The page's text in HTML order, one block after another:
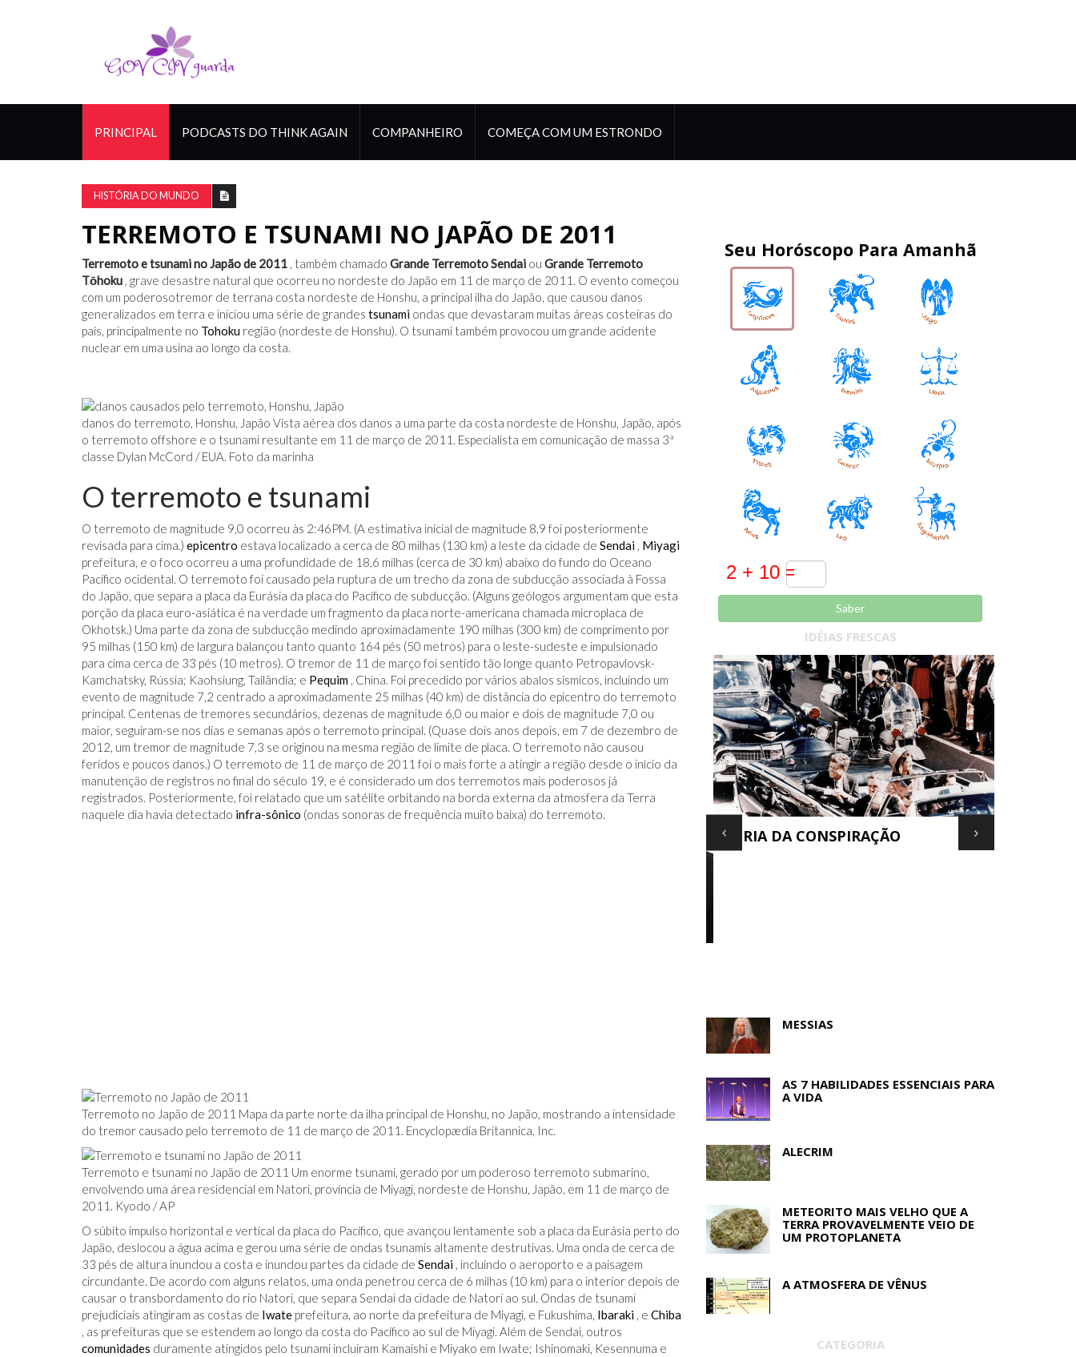
PRINCIPAL PODCASTS DO THINK AGAIN COMPANHEIRO COMEÇA COM UM ESTRONDO
HISTÓRIA DO MUNDO
TERREMOTO E TSUNAMI NO JAPÃO DE 2011
Terremoto e tsunami no Japão de 2011 , também chamado Grande Terremoto Sendai ou Grande Terremoto
Tōhoku , grave desastre natural que ocorreu no nordeste do Japão em 11 de março de 2011. O evento começou
com um poderosotremor de terrana costa nordeste de Honshu, a principal ilha do Japão, que causou danos
generalizados em terra e iniciou uma série de grandes tsunami ondas que devastaram muitas áreas costeiras do
país, principalmente no Tohoku região (nordeste de Honshu). O tsunami também provocou um grande acidente
nuclear em uma usina ao longo da costa.
danos do terremoto, Honshu, Japão Vista aérea dos danos a uma parte da costa nordeste de Honshu, Japão, após
o terremoto offshore e o tsunami resultante em 11 de março de 2011. Especialista em comunicação de massa 3ª
classe Dylan McCord / EUA. Foto da marinha
O terremoto e tsunami
O terremoto de magnitude 9,0 ocorreu às 2:46PM. (A estimativa inicial de magnitude 8,9 foi posteriormente
revisada para cima.) epicentro estava localizado a cerca de 80 milhas (130 km) a leste da cidade de Sendai , Miyagi
prefeitura, e o foco ocorreu a uma profundidade de 18,6 milhas (cerca de 30 km) abaixo do fundo do Oceano
Pacífico ocidental. O terremoto foi causado pela ruptura de um trecho da zona de subducção associada à Fossa
do Japão, que separa a placa da Eurásia da placa do Pacífico de subducção. (Alguns geólogos argumentam que esta
porção da placa euro-asiática é na verdade um fragmento da placa norte-americana chamada microplaca de
Okhotsk.) Uma parte da zona de subducção medindo aproximadamente 190 milhas (300 km) de comprimento por
95 milhas (150 km) de largura balançou tanto quanto 164 pés (50 metros) para o leste-sudeste e impulsionado
para cima cerca de 33 pés (10 metros). O tremor de 11 de março foi sentido tão longe quanto Petropavlovsk-
Kamchatsky, Rússia; Kaohsiung, Tailândia; e Pequim , China. Foi precedido por vários abalos sísmicos, incluindo um
evento de magnitude 7,2 centrado a aproximadamente 25 milhas (40 km) de distância do epicentro do terremoto
principal. Centenas de tremores secundários, dezenas de magnitude 6,0 ou maior e dois de magnitude 7,0 ou
maior, seguiram-se nos dias e semanas após o terremoto principal. (Quase dois anos depois, em 7 de dezembro de
2012, um tremor de magnitude 7,3 se originou na mesma região de limite de placa. O terremoto não causou
feridos e poucos danos.) O terremoto de 11 de março de 2011 foi o mais forte a atingir a região desde o início da
manutenção de registros no final do século 19, e é considerado um dos terremotos mais poderosos já
registrados. Posteriormente, foi relatado que um satélite orbitando na borda externa da atmosfera da Terra
naquele dia havia detectado infra-sônico (ondas sonoras de frequência muito baixa) do terremoto.
Terremoto no Japão de 2011 Mapa da parte norte da ilha principal de Honshu, no Japão, mostrando a intensidade
do tremor causado pelo terremoto de 11 de março de 2011. Encyclopædia Britannica, Inc.
Terremoto e tsunami no Japão de 2011 Um enorme tsunami, gerado por um poderoso terremoto submarino,
envolvendo uma área residencial em Natori, província de Miyagi, nordeste de Honshu, Japão, em 11 de março de
2011. Kyodo / AP
O súbito impulso horizontal e vertical da placa do Pacífico, que avançou lentamente sob a placa da Eurásia perto do
Japão, deslocou a água acima e gerou uma série de ondas tsunamis altamente destrutivas. Uma onda de cerca de
33 pés de altura inundou a costa e inundou partes da cidade de Sendai , incluindo o aeroporto e a paisagem
circundante. De acordo com alguns relatos, uma onda penetrou cerca de 6 milhas (10 km) para o interior depois de
causar o transbordamento do rio Natori, que separa Sendai da cidade de Natori ao sul. Ondas de tsunami
prejudiciais atingiram as costas de Iwate prefeitura, ao norte da prefeitura de Miyagi, e Fukushima, Ibaraki , e Chiba
, as prefeituras que se estendem ao longo da costa do Pacífico ao sul de Miyagi. Além de Sendai, outros
comunidades duramente atingidos pelo tsunami incluíram Kamaishi e Miyako em Iwate; Ishinomaki, Kesennuma e
Seu Horóscopo Para Amanhã
Saber
IDÉIAS FRESCAS
TEORIA DA CONSPIRAÇÃO
MESSIAS
AS 7 HABILIDADES ESSENCIAIS PARA
A VIDA
ALECRIM
METEORITO MAIS VELHO QUE A
TERRA PROVAVELMENTE VEIO DE
UM PROTOPLANETA
A ATMOSFERA DE VÊNUS
CATEGORIA